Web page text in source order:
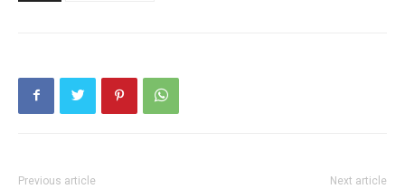
Previous article Next article